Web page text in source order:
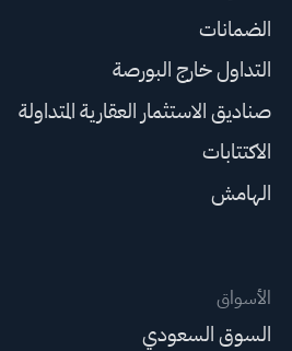
الضمانات
التداول خارج البورصة
صناديق الاستثمار العقارية المتداولة
الاكتتابات
الهامش
الأسواق
السوق السعودي